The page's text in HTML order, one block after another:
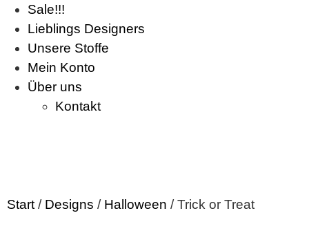
Sale!!!
Lieblings Designers
Unsere Stoffe
Mein Konto
Über uns
Kontakt
Start / Designs / Halloween / Trick or Treat